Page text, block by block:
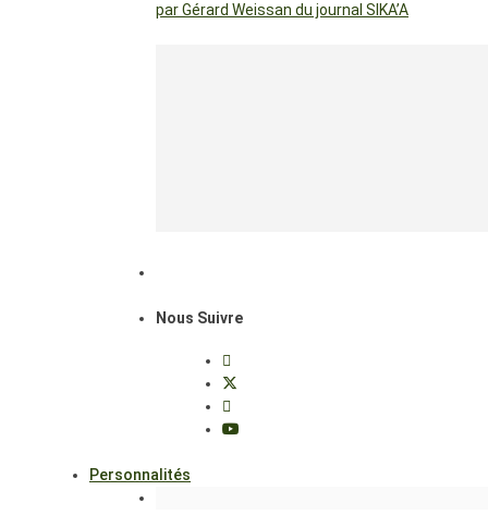
par Gérard Weissan du journal SIKA’A
Nous Suivre
Personnalités